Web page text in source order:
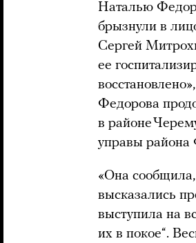
Наталью
брызнули в
Сергей
ее
Федорова
в районе
управы района
«Она
высказались
выступила на
их в покое“.